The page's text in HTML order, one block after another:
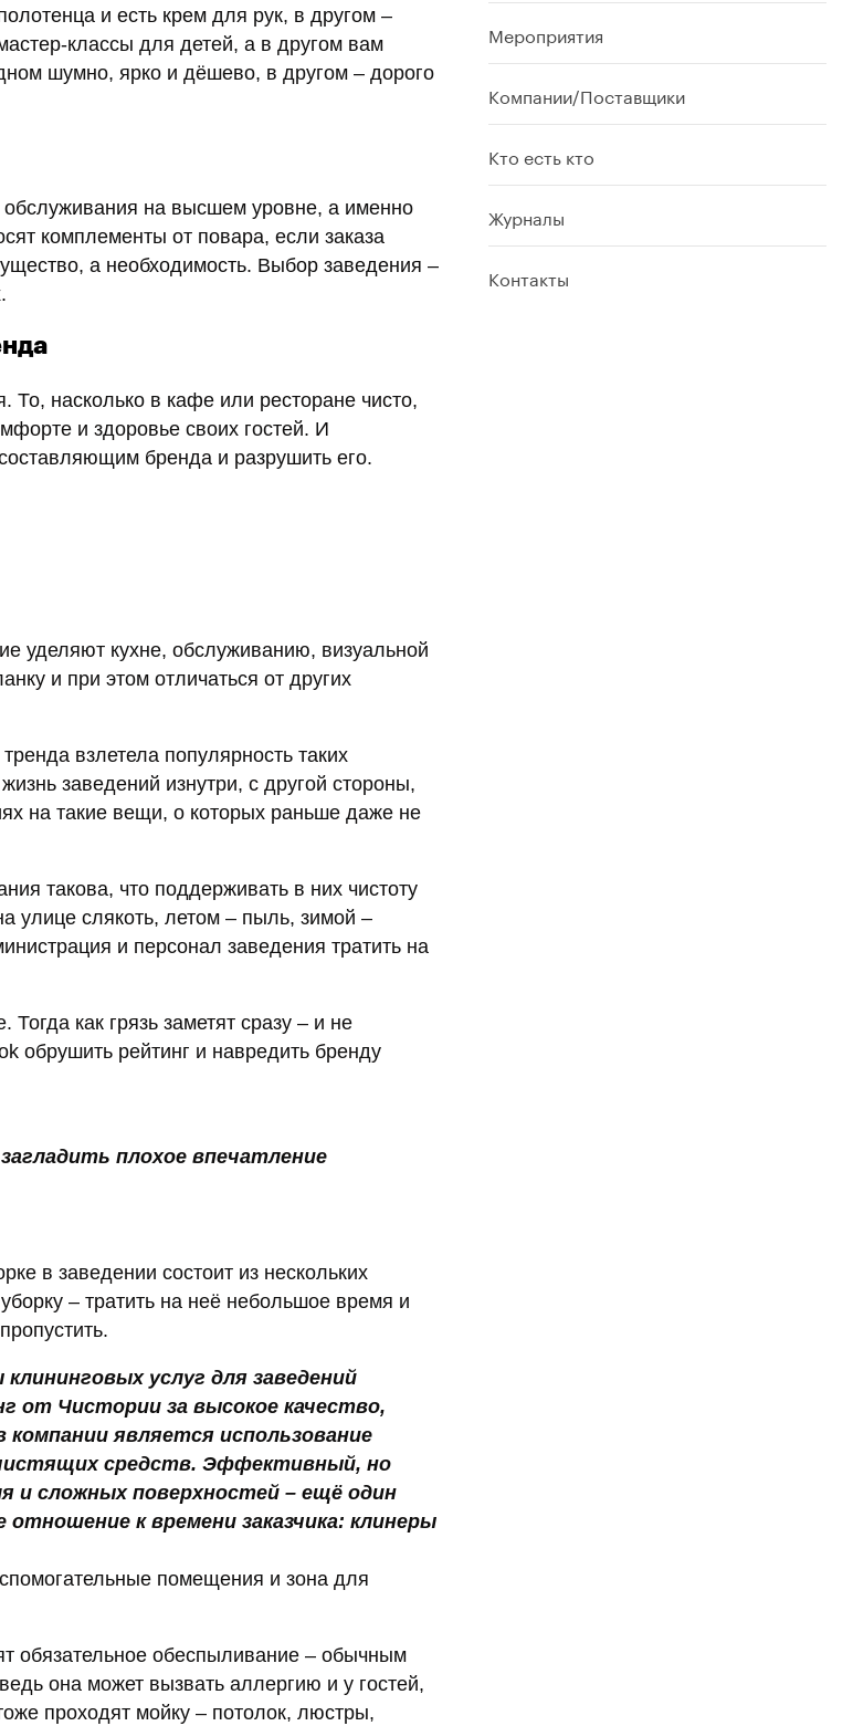
и есть крем для рук, в другом –
классы для детей, а в другом вам
шумно, ярко и дёшево, в другом – дорого
на высшем уровне, а именно
комплементы от повара, если заказа
а необходимость. Выбор заведения –
То, насколько в кафе или ресторане чисто,
и здоровье своих гостей. И
бренда и разрушить его.
уделяют кухне, обслуживанию, визуальной
и при этом отличаться от других
взлетела популярность таких
заведений изнутри, с другой стороны,
на такие вещи, о которых раньше даже не
такова, что поддерживать в них чистоту
улице слякоть, летом – пыль, зимой –
и персонал заведения тратить на
как грязь заметят сразу – и не
обрушить рейтинг и навредить бренду
плохое впечатление
в заведении состоит из нескольких
– тратить на неё небольшое время и
услуг для заведений
от Чистории за высокое качество,
является использование
средств. Эффективный, но
и сложных поверхностей – ещё один
к времени заказчика: клинеры
помещения и зона для
обязательное обеспыливание – обычным
она может вызвать аллергию и у гостей,
проходят мойку – потолок, люстры,
Мероприятия
Компании/Поставщики
Кто есть кто
Журналы
Контакты